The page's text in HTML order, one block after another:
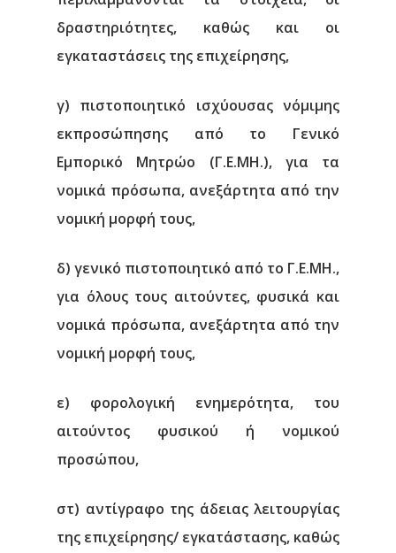
δραστηριότητες, καθώς και οι
εγκαταστάσεις της επιχείρησης,
γ) πιστοποιητικό ισχύουσας νόμιμης
εκπροσώπησης από το Γενικό
Εμπορικό Μητρώο (Γ.Ε.ΜΗ.), για τα
νομικά πρόσωπα, ανεξάρτητα από την
νομική μορφή τους,
δ) γενικό πιστοποιητικό από το Γ.Ε.ΜΗ.,
για όλους τους αιτούντες, φυσικά και
νομικά πρόσωπα, ανεξάρτητα από την
νομική μορφή τους,
ε) φορολογική ενημερότητα, του
αιτούντος φυσικού ή νομικού
προσώπου,
στ) αντίγραφο της άδειας λειτουργίας
της επιχείρησης/ εγκατάστασης, καθώς